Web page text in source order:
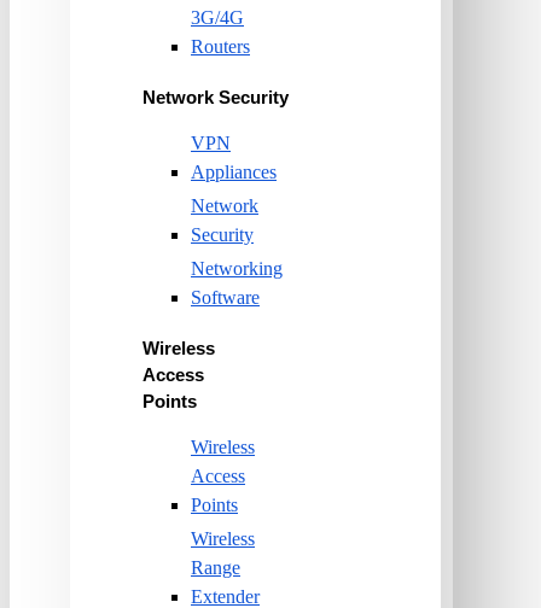
3G/4G
Routers
Network Security
VPN
Appliances
Network
Security
Networking
Software
Wireless
Access
Points
Wireless
Access
Points
Wireless
Range
Extender